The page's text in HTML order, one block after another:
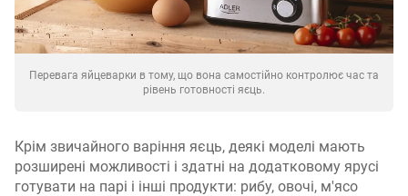
Перевага яйцеварки в тому, що вона самостійно контролює час та
рівень готовності яєць.
Крім звичайного варіння яєць, деякі моделі мають
розширені можливості і здатні на додатковому ярусі
готувати на парі і інші продукти: рибу, овочі, м'ясо